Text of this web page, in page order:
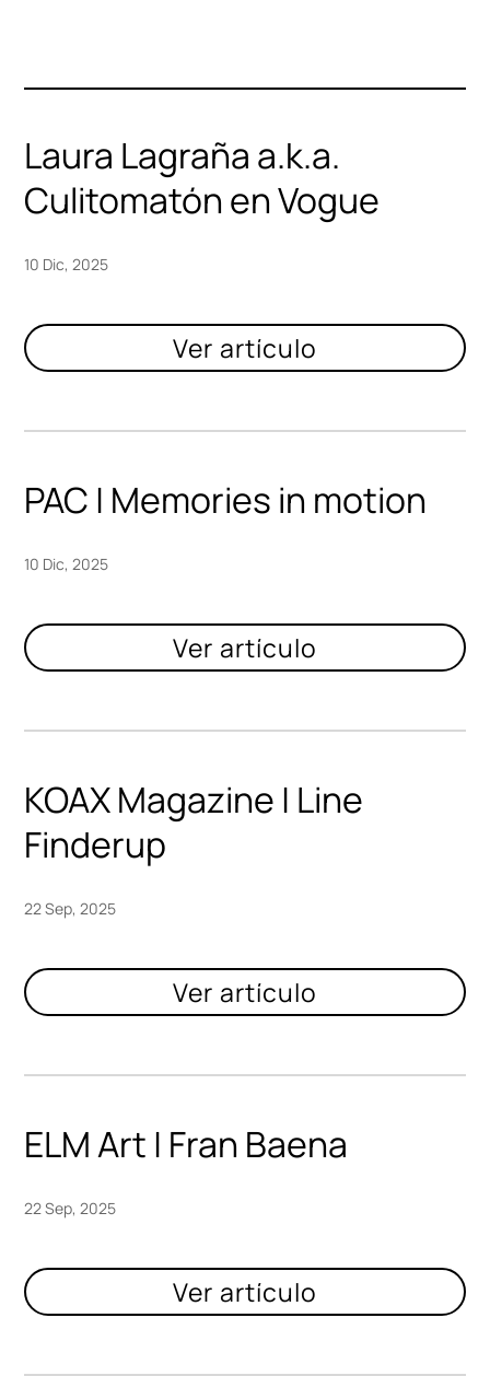
Laura Lagraña a.k.a.
Culitomatón en Vogue
10 Dic, 2025
PAC | Memories in motion
10 Dic, 2025
KOAX Magazine | Line
Finderup
22 Sep, 2025
ELM Art | Fran Baena
22 Sep, 2025